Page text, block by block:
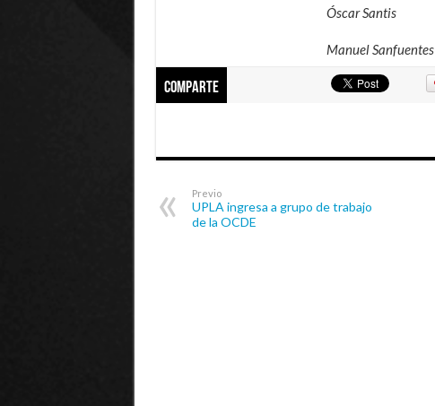
Óscar Santis
Manuel Sanfuentes
Comparte
Previo
UPLA ingresa a grupo de trabajo
de la OCDE